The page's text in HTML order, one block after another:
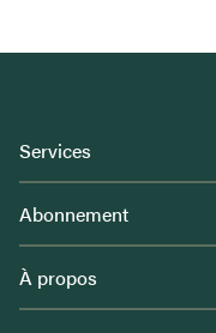
Services
Abonnement
À propos